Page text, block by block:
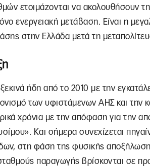
ετοιμάζονται να ακολουθήσουν
ενεργειακή μετάβαση. Είναι η
στην Ελλάδα μετά τη
ήδη από το 2010 με την
των υφιστάμενων ΑΗΣ και την
χρόνια με την απόφαση για την
Και σήμερα συνεχίζεται
στη φάση της φυσικής αποξήλωσης
παραγωγής βρίσκονται σε